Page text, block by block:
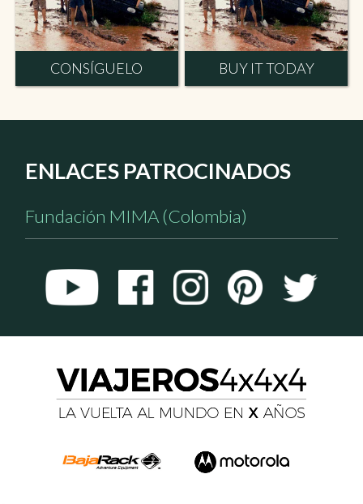
CONSÍGUELO BUY IT TODAY
ENLACES PATROCINADOS
Fundación MIMA (Colombia)